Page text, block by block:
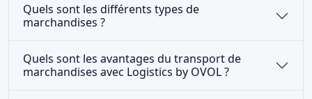
Quels sont les différents types de
marchandises ?
Quels sont les avantages du transport de
marchandises avec Logistics by OVOL ?